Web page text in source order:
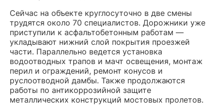
Сейчас на объекте круглосуточно в две смены
трудятся около 70 специалистов. Дорожники уже
приступили к асфальтобетонным работам —
укладывают нижний слой покрытия проезжей
части. Параллельно ведется установка
водоотводных трапов и мачт освещения, монтаж
перил и ограждений, ремонт конусов и
руслоотводной дамбы. Также продолжаются
работы по антикоррозийной защите
металлических конструкций мостовых пролетов.